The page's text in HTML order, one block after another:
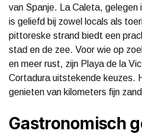
van Spanje. La Caleta, gelegen
is geliefd bij zowel locals als
pittoreske strand biedt een
stad en de zee. Voor wie op
en meer rust, zijn Playa de la
Cortadura uitstekende keuzes.
genieten van kilometers fijn
Gastronomisch